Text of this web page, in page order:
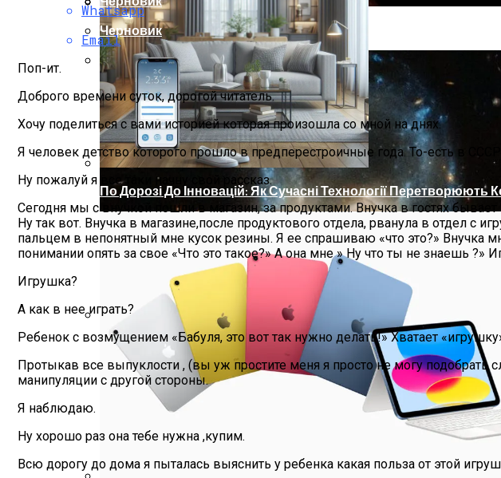
Ученые Назвали Новую Угрозу Человечеству, Вызванную
Телескоп «Хаббл» Показал Необычную Галактику
Как Изучать Библию
Мир Зазеркалья
По Дорозі До Інновацій: Як Сучасні Технології Перетворюють
Черновик
Whatsapp
Email
Поп-ит.
Доброго времени суток, дорогой читатель.
Хочу поделиться с вами историей которая произошла со мной на днях.
Я человек детство которого прошло в предперестроичные года. То-есть в
Ну пожалуй я все таки начну свой рассказ.
Сегодня мы с внучкой пошли в магазин, за продуктами. Внучка в гостях
Ну так вот. Внучка в магазине,после продуктового отдела, рванула в отдел
пальцем в непонятный мне кусок резины. Я ее спрашиваю «что это?» Внучка
понимании опять за свое «Что это такое?» А она мне » Ну что ты не знаешь ?»
Игрушка?
А как в нее играть?
Ребенок с возмущением «Бабуля, это вот так нужно делать!» Хватает
Протыкав все выпуклости , (вы уж простите меня я просто не могу подобрать
манипуляции с другой стороны.
Я наблюдаю.
Ну хорошо раз она тебе нужна ,купим.
Всю дорогу до дома я пыталась выяснить у ребенка какая польза от этой